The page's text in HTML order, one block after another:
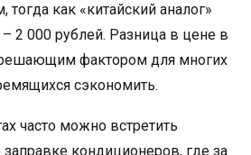
тогда как «китайский аналог»
2 000 рублей. Разница в цене в
решающим фактором для многих
сэкономить.
часто можно встретить
кондиционеров, где за